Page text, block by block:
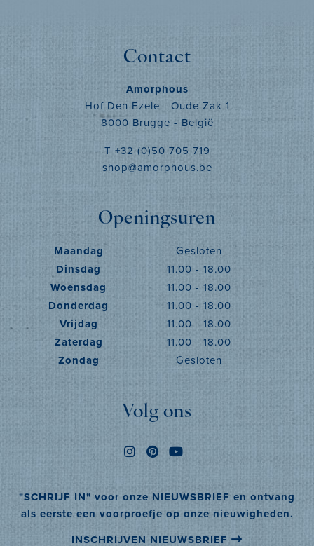
Contact
Amorphous
Hof Den Ezele - Oude Zak 1
8000 Brugge - België
T +32 (0)50 705 719
shop@amorphous.be
Openingsuren
Maandag Gesloten
Dinsdag 11.00 - 18.00
Woensdag 11.00 - 18.00
Donderdag 11.00 - 18.00
Vrijdag 11.00 - 18.00
Zaterdag 11.00 - 18.00
Zondag Gesloten
Volg ons
"SCHRIJF IN" voor onze NIEUWSBRIEF en ontvang
als eerste een voorproefje op onze nieuwigheden.
INSCHRIJVEN NIEUWSBRIEF